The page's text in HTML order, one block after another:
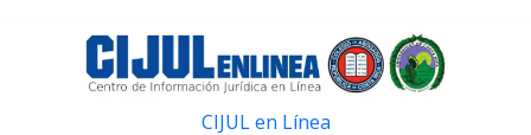
CIJUL en Línea